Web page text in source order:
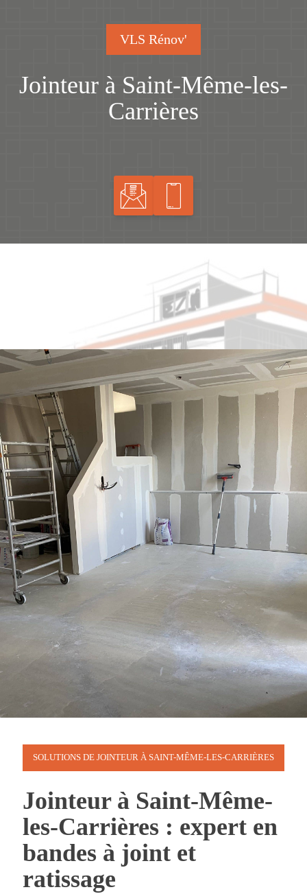
VLS Rénov'
Jointeur à Saint-Même-les-
Carrières
SOLUTIONS DE JOINTEUR À SAINT-MÊME-LES-CARRIÈRES
Jointeur à Saint-Même-
les-Carrières : expert en
bandes à joint et
ratissage